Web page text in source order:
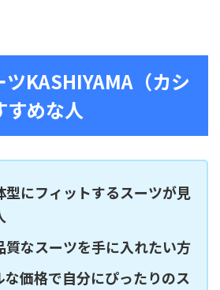
KASHIYAMA（カシ
すめな人
型にフィットするスーツが見
質なスーツを手に入れたい方
な価格で自分にぴったりのス